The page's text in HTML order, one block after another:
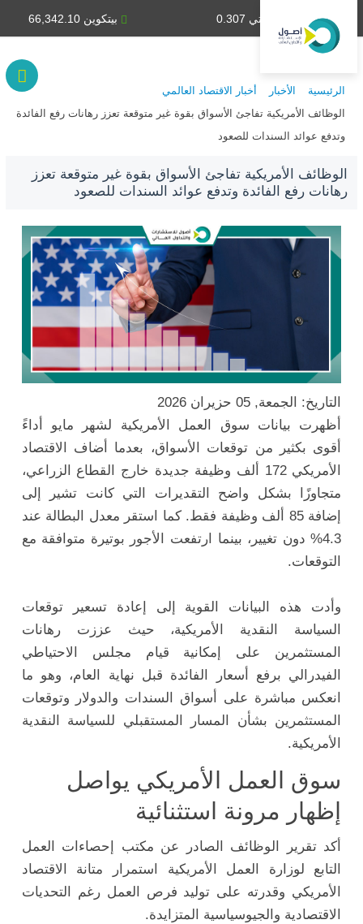
بيتكوين 66,342.10 دينار كويتي 0.307
الرئيسية الأخبار
أخبار الاقتصاد العالمي
الوظائف الأمريكية تفاجئ الأسواق بقوة غير متوقعة تعزز رهانات رفع الفائدة
وتدفع عوائد السندات للصعود
الوظائف الأمريكية تفاجئ الأسواق بقوة غير متوقعة تعزز
رهانات رفع الفائدة وتدفع عوائد السندات للصعود
التاريخ: الجمعة, 05 حزيران 2026
أظهرت بيانات سوق العمل الأمريكية لشهر مايو أداءً
أقوى بكثير من توقعات الأسواق، بعدما أضاف الاقتصاد
الأمريكي 172 ألف وظيفة جديدة خارج القطاع الزراعي،
متجاوزًا بشكل واضح التقديرات التي كانت تشير إلى
إضافة 85 ألف وظيفة فقط. كما استقر معدل البطالة عند
4.3% دون تغيير، بينما ارتفعت الأجور بوتيرة متوافقة مع
التوقعات.
وأدت هذه البيانات القوية إلى إعادة تسعير توقعات
السياسة النقدية الأمريكية، حيث عززت رهانات
المستثمرين على إمكانية قيام مجلس الاحتياطي
الفيدرالي برفع أسعار الفائدة قبل نهاية العام، وهو ما
انعكس مباشرة على أسواق السندات والدولار وتوقعات
المستثمرين بشأن المسار المستقبلي للسياسة النقدية
الأمريكية.
سوق العمل الأمريكي يواصل
إظهار مرونة استثنائية
أكد تقرير الوظائف الصادر عن مكتب إحصاءات العمل
التابع لوزارة العمل الأمريكية استمرار متانة الاقتصاد
الأمريكي وقدرته على توليد فرص العمل رغم التحديات
الاقتصادية والجيوسياسية المتزايدة.